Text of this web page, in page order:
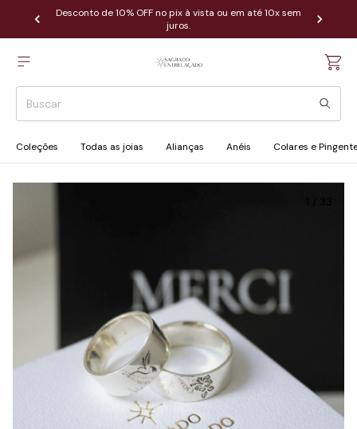
Desconto de 10% OFF no pix à vista ou em até 10x sem
juros.
Coleções Todas as joias Alianças Anéis Colares e